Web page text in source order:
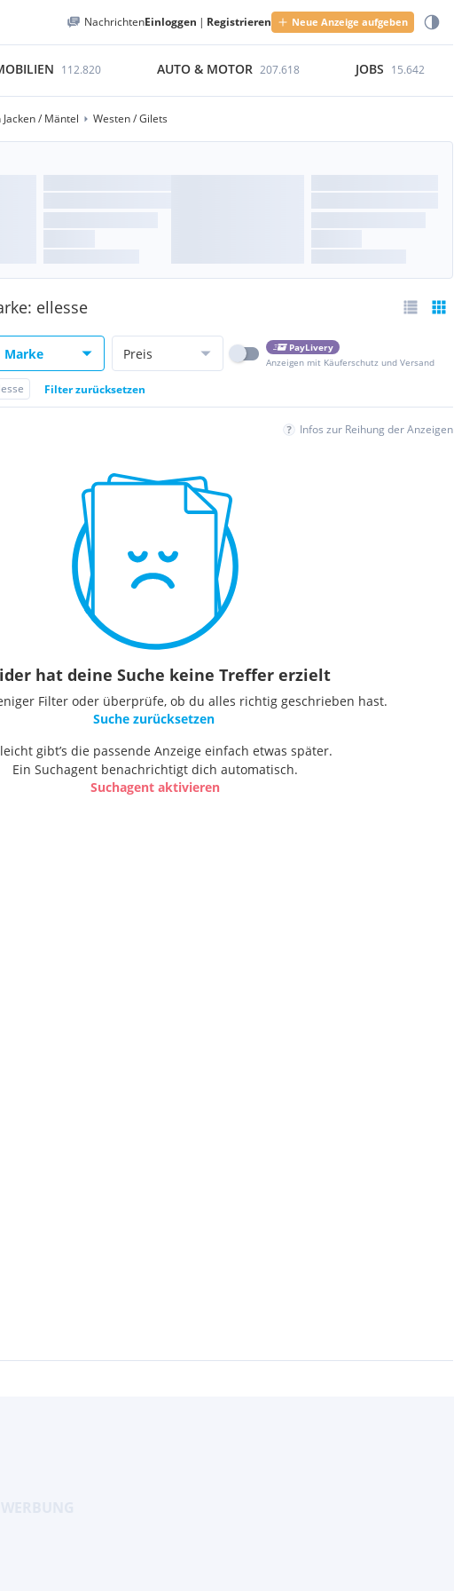
NachrichtenEinloggen | Registrieren Neue Anzeige aufgeben
112.820 AUTO & MOTOR 207.618 JOBS 15.642
Jacken / Mäntel Westen / Gilets
ellesse
Marke Preis
PayLivery
Anzeigen mit Käuferschutz und Versand
Filter zurücksetzen
Infos zur Reihung der Anzeigen
hat deine Suche keine Treffer erzielt
Filter oder überprüfe, ob du alles richtig geschrieben hast.
Suche zurücksetzen
gibt’s die passende Anzeige einfach etwas später.
Ein Suchagent benachrichtigt dich automatisch.
Suchagent aktivieren